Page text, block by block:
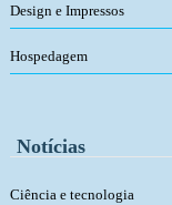
Design e Impressos
Hospedagem
Notícias
Ciência e tecnologia